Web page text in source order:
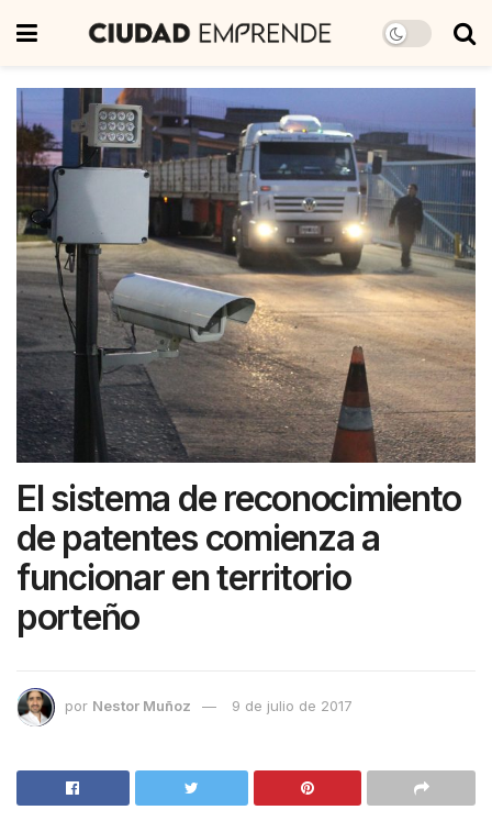
El sistema de reconocimiento
de patentes comienza a
funcionar en territorio
porteño
por Nestor Muñoz 9 de julio de 2017